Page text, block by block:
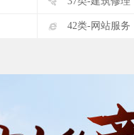
J 42类-网站服务